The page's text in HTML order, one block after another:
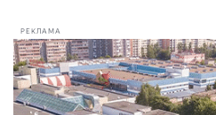
РЕКЛАМА